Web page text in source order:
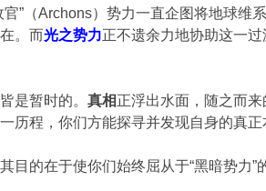
”（Archons）势力一直企图将地球维
。而光之势力正不遗余力地协助这一
是暂时的。真相正浮出水面，随之而
历程，你们方能探寻并发现自身的真正
的在于使你们始终屈从于“黑暗势力”